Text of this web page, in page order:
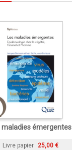
maladies émergentes
Livre papier 25,00 €